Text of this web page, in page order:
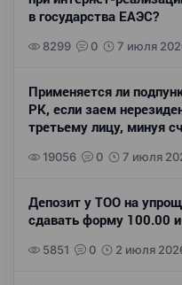
в государства ЕАЭС?
8299 0 7 июля
Применяется ли
РК, если заем
третьему лицу, минуя
19056 0 7 июля
Депозит у ТОО на
сдавать форму 100.00
5851 0 2 июля